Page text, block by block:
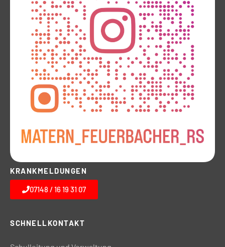
KRANKMELDUNGEN
07148 / 16 19 31 07
SCHNELLKONTAKT